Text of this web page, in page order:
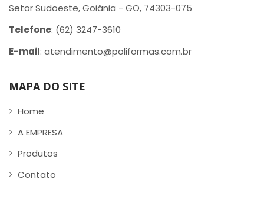
Setor Sudoeste, Goiânia - GO, 74303-075
Telefone: (62) 3247-3610
E-mail: atendimento@poliformas.com.br
MAPA DO SITE
Home
A EMPRESA
Produtos
Contato